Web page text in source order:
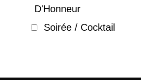
D'Honneur
Soirée / Cocktail